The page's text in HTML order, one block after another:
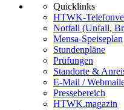
Quicklinks
HTWK-
Notfall (Unfall,
Mensa-Speiseplan
Stundenpläne
Prüfungen
Standorte &
E-Mail /
Pressebereich
HTWK.magazin